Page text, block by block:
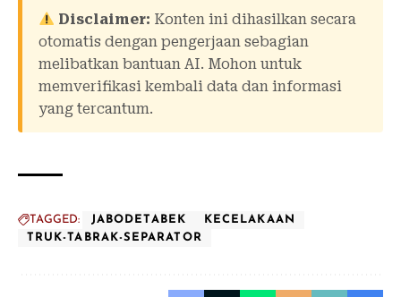
Disclaimer: Konten ini dihasilkan secara
otomatis dengan pengerjaan sebagian
melibatkan bantuan AI. Mohon untuk
memverifikasi kembali data dan informasi
yang tercantum.
TAGGED: JABODETABEK
KECELAKAAN
TRUK-TABRAK-SEPARATOR